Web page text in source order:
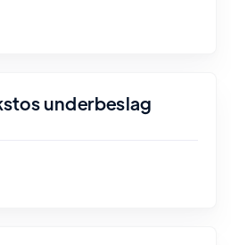
underbeslag